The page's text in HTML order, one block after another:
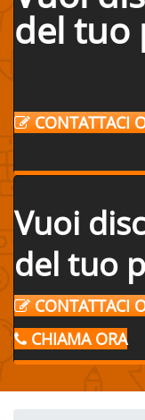
del tuo
CONTATTACI
Vuoi
del tuo
CONTATTACI
CHIAMA ORA